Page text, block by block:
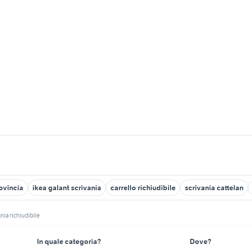
ikea galant scrivania carrello richiudibile scrivania cattelan
richiudibile
In quale categoria? Dove?